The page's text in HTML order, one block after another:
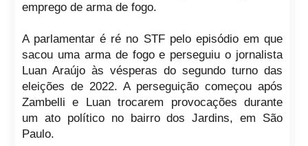
emprego de arma de fogo.
A parlamentar é ré no STF pelo episódio em que
sacou uma arma de fogo e perseguiu o jornalista
Luan Araújo às vésperas do segundo turno das
eleições de 2022. A perseguição começou após
Zambelli e Luan trocarem provocações durante
um ato político no bairro dos Jardins, em São
Paulo.